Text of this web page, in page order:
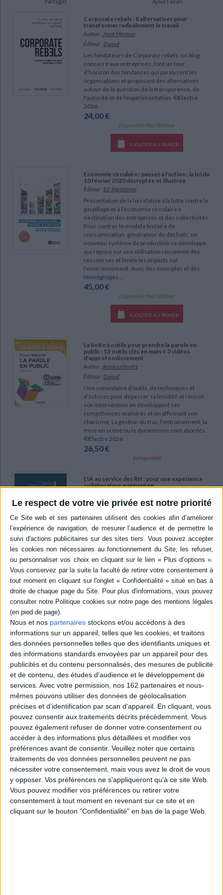
Le respect de votre vie privée est notre priorité
Nous et nos partenaires stockons et/ou accédons à des
informations sur un appareil, telles que les cookies, et traitons
des données personnelles telles que des identifiants uniques et
des informations standards envoyées par un appareil pour des
publicités et du contenu personnalisés, des mesures de publicité
et de contenu, des études d'audience et le développement de
services. Avec votre permission, nos 162 partenaires et nous-
mêmes pouvons utiliser des données de géolocalisation
précises et d’identification par scan d'appareil. En cliquant, vous
pouvez consentir aux traitements décrits précédemment. Vous
pouvez également refuser de donner votre consentement ou
accéder à des informations plus détaillées et modifier vos
préférences avant de consentir. Veuillez noter que certains
traitements de vos données personnelles peuvent ne pas
nécessiter votre consentement, mais vous avez le droit de vous
y opposer. Vos préférences ne s'appliqueront qu’à ce site Web.
Vous pouvez modifier vos préférences ou retirer votre
consentement à tout moment en revenant sur ce site et en
cliquant sur le bouton "Confidentialité" en bas de la page Web.
CHARGEMENT...
Classiques scolaires Littérature ancienne et médiévale
Littérature de voyage
Littérature en version originale Humour
Ecologie - Environnement Religions - Spiritualités
Histoire de France Biographies historiques
Histoire - Généralités
Histoire ancienne Géographie
Danse
Corporate rebels : 8 alternatives pour
transformer radicalement le travail
Auteur : Joost Minnaar
Éditeur : Dunod
Les fondateurs de Corporate rebels, un blog
consacré aux entreprises, font un tour
d'horizon des tendances qui paralysent les
organisations et proposent des alternatives
autour de la question de la transparence, de
l'autorité et de l'expérimentation. ©Electre
2026
24,00 €
Disponible chez l'éditeur
AJOUTER AU PANIER
Economie circulaire : passez à l'action : la loi du
10 février 2020 décryptée et illustrée
Éditeur : Ed. législatives
Présentation de la loi relative à la lutte contre le
gaspillage et à l'économie circulaire à
destination des entreprises et des collectivités.
Pour contrer le modèle linéaire de
consommation, générateur de déchets, un
nouveau système de production se développe,
qui repose sur une utilisation raisonnée des
ressources et limite les impacts sur
l'environnement. Avec des exemples et des
témoignages...
45,00 €
Disponible chez l'éditeur
AJOUTER AU PANIER
La boîte à outils pour prendre la parole en
public : 53 outils clés en main + 3 vidéos
d'approfondissement
Auteur :Annie Leibovitz
Éditeur : Dunod
Une soixantaine d'outils, de techniques et
d'astuces pour dépasser sa timidité et réussir
son intervention en développant ses
compétences oratoires et en affirmant son
charisme. La gestion du trac, l'entraînement, la
mise en scène ou le dynamisme sont abordés.
©Electre 2026
26,50 €
Indisponible
L'IA au service des RH : pour une expérience
collaborateur augmentée
Des études consacrées aux mutations de
l'intelligence artificielle et à ses apports pour le
secteur des ressources humaines, à travers
des témoignages et des cas pratiques. Les
auteurs abordent notamment la responsabilité
sociale et environnementale, le recrutement,
le développement des compétences ou la
gestion de carrière. ©Electre 2026
26,00 €
Disponible chez l'éditeur
AJOUTER AU PANIER
Je crée ma boîte avec le design thinking : 45
outils pour concevoir et tester son projet de
manière créative
Auteur :Caroline Fernandez
Éditeur :Eyrolles
Des outils et des méthodes pour concrétiser
son projet de création d'entreprise. En se
fondant sur le design thinking et sur les retours
d'expérience d'apprentis entrepreneurs,
l'auteure livre des éléments montrant le bon
modèle à utiliser, ainsi que des mises en
situation pour savoir comment s'y prendre et
avec quel matériel. ©Electre 2026
26,00 €
Disponible chez l'éditeur
AJOUTER AU PANIER
Manager, tout un art ! : 50 conseils d'un vieux
guerrier pour trouver ta voie